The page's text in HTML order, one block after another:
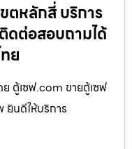
ตหลักสี่ บริการ
ดต่อสอบถามได้
ย
ย ตู้เซฟ.com ขายตู้เซฟ
นดีให้บริการ